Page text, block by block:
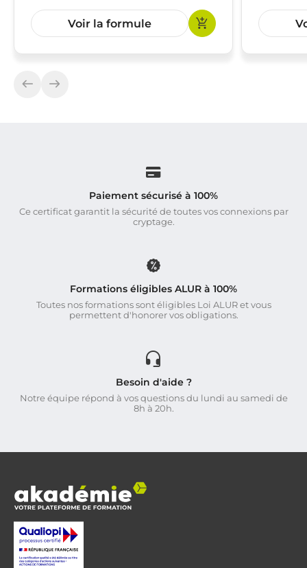
Voir la formule
Paiement sécurisé à 100%
Ce certificat garantit la sécurité de toutes vos connexions par
cryptage.
Formations éligibles ALUR à 100%
Toutes nos formations sont éligibles Loi ALUR et vous
permettent d'honorer vos obligations.
Besoin d'aide ?
Notre équipe répond à vos questions du lundi au samedi de
8h à 20h.